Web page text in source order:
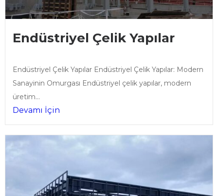
Endüstriyel Çelik Yapılar
Endüstriyel Çelik Yapılar Endüstriyel Çelik Yapılar: Modern
Sanayinin Omurgası Endüstriyel çelik yapılar, modern
üretim...
Devamı İçin